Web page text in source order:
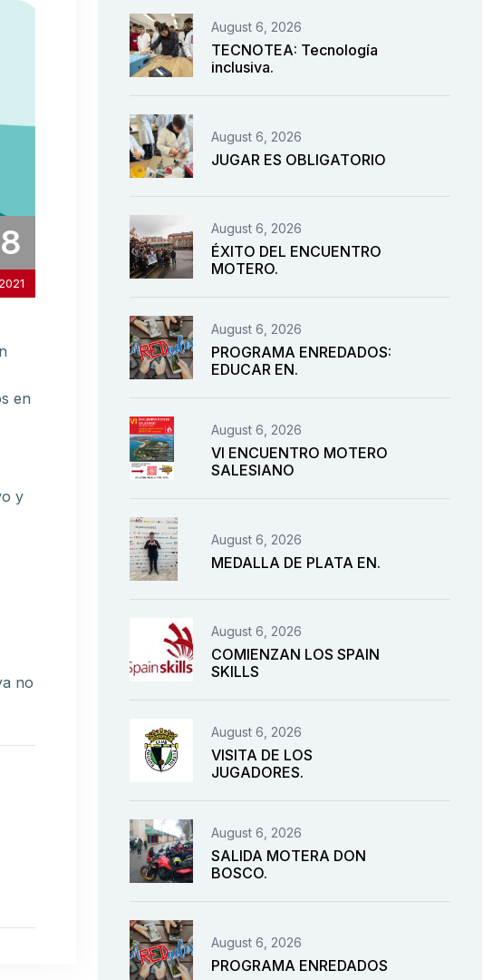
en
y
no
August 6, 2026
TECNOTEA: Tecnología
inclusiva.
August 6, 2026
JUGAR ES OBLIGATORIO
August 6, 2026
ÉXITO DEL ENCUENTRO
MOTERO.
August 6, 2026
PROGRAMA ENREDADOS:
EDUCAR EN.
August 6, 2026
VI ENCUENTRO MOTERO
SALESIANO
August 6, 2026
MEDALLA DE PLATA EN.
August 6, 2026
COMIENZAN LOS SPAIN
SKILLS
August 6, 2026
VISITA DE LOS
JUGADORES.
August 6, 2026
SALIDA MOTERA DON
BOSCO.
August 6, 2026
PROGRAMA ENREDADOS